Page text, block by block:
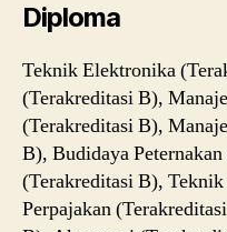
Diploma
Teknik Elektronika
(Terakreditasi B),
(Terakreditasi B),
B), Budidaya
(Terakreditasi B),
Perpajakan